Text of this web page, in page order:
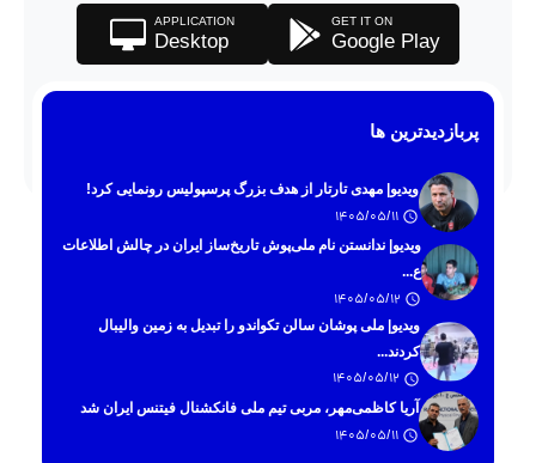
GET IT ON
Google Play
APPLICATION
Desktop
پربازدیدترین ها
ویدیو| مهدی تارتار از هدف بزرگ پرسپولیس رونمایی کرد!
ویدیو| ندانستن نام ملی‌پوش تاریخ‌ساز ایران در چالش اطلاعات
ع...
ویدیو| ملی پوشان سالن تکواندو را تبدیل به زمین والیبال
کردند...
آریا کاظمی‌مهر، مربی تیم ملی فانکشنال فیتنس ایران شد